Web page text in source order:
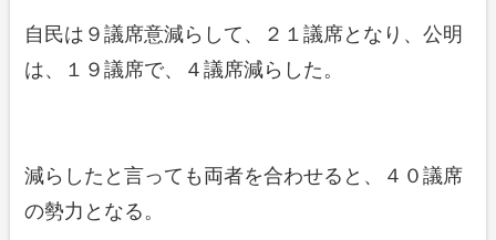
自民は９議席意減らして、２１議席となり、公明
は、１９議席で、４議席減らした。
減らしたと言っても両者を合わせると、４０議席
の勢力となる。